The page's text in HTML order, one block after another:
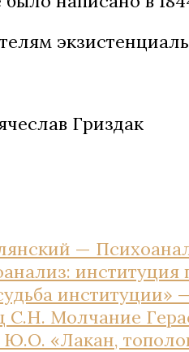
Гриздак
—
институция
С.Н. Молчание
Ю.О. «Лакан,